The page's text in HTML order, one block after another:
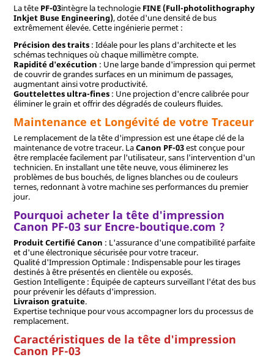
La tête PF-03intègre la technologie FINE (Full-photolithography
Inkjet Buse Engineering), dotée d'une densité de bus
extrêmement élevée. Cette ingénierie permet :
Précision des traits: Idéale pour les plans d'architecte et les
schémas techniques où chaque millimètre compte.
Rapidité d'exécution : Une large bande d'impression qui permet
de couvrir de grandes surfaces en un minimum de passages,
augmentant ainsi votre productivité.
Gouttelettes ultra-fines: Une projection d'encre calibrée pour
éliminer le grain et offrir des dégradés de couleurs fluides.
Maintenance et Longévité de votre Traceur
Le remplacement de la tête d'impression est une étape clé de la
maintenance de votre traceur. LaCanon PF-03est conçue pour
être remplacée facilement par l'utilisateur, sans l'intervention d'un
technicien. En installant une tête neuve, vous éliminerez les
problèmes de bus bouchés, de lignes blanches ou de couleurs
ternes, redonnant à votre machine ses performances du premier
jour.
Pourquoi acheter la tête d'impression
Canon PF-03 sur Encre-boutique.com ?
Produit Certifié Canon : L'assurance d'une compatibilité parfaite
et d'une électronique sécurisée pour votre traceur.
Qualité d'Impression Optimale : Indispensable pour les tirages
destinés à être présentés en clientèle ou exposés.
Gestion Intelligente : Équipée de capteurs surveillant l'état des bus
pour prévenir les défauts d'impression.
Livraison gratuite.
Expertise technique pour vous accompagner lors du processus de
remplacement.
Caractéristiques de la tête d'impression
Canon PF-03